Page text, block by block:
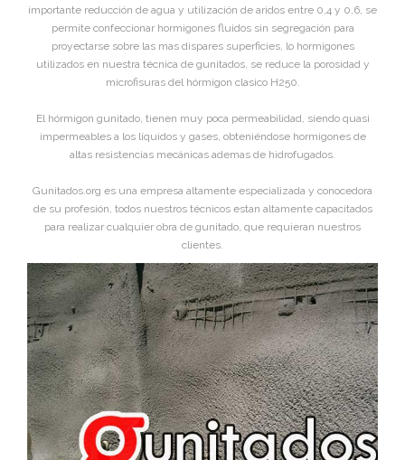
importante reducción de agua y utilización de aridos entre 0,4 y 0,6, se
permite confeccionar hormigones fluidos sin segregación para
proyectarse sobre las mas dispares superficies, lo hormigones
utilizados en nuestra técnica de gunitados, se reduce la porosidad y
microfisuras del hórmigon clasico H250.
El hórmigon gunitado, tienen muy poca permeabilidad, siendo quasi
impermeables a los líquidos y gases, obteniéndose hormigones de
altas resistencias mecánicas ademas de hidrofugados.
Gunitados.org es una empresa altamente especializada y conocedora
de su profesión, todos nuestros técnicos estan altamente capacitados
para realizar cualquier obra de gunitado, que requieran nuestros
clientes.